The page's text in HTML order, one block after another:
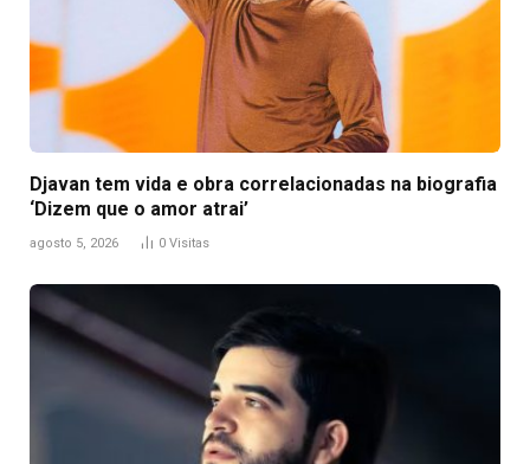
Djavan tem vida e obra correlacionadas na biografia
‘Dizem que o amor atrai’
agosto 5, 2026 0 Visitas